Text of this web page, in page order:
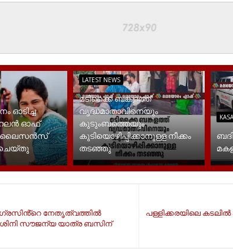
ഓടിച്ച
ഓഫ്
ലൈസൻസ്
LATEST NEWS
മടിക്കൈ ബങ്കളത്ത്
വൃദ്ധമാതാവിനെയും
കുടുംബത്തെയും
കുടിയൊഴിപ്പിക്കാനുള്ള നീക്കം
തടഞ്ഞു
പള്ളിക്കരയിലെ
നേതൃത്വത്തിൽ
സൗജന്യ യാത്ര ബസിന്